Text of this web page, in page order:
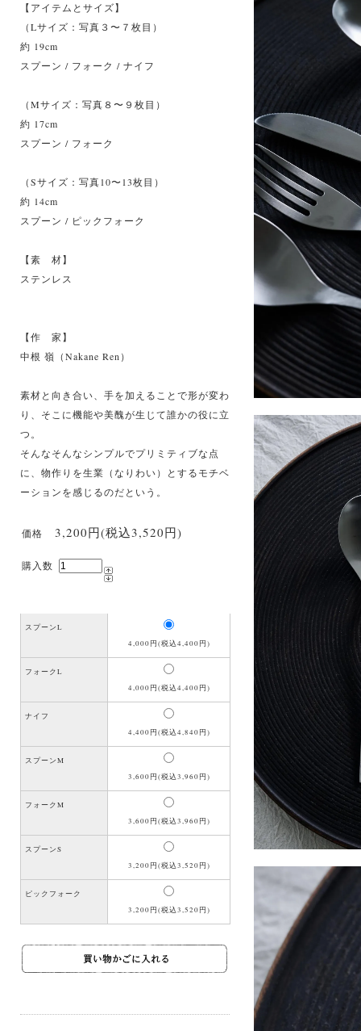
【アイテムとサイズ】
（Lサイズ：写真３〜７枚目）
約 19cm
スプーン / フォーク / ナイフ
（Mサイズ：写真８〜９枚目）
約 17cm
スプーン / フォーク
（Sサイズ：写真10〜13枚目）
約 14cm
スプーン / ピックフォーク
【素 材】
ステンレス
【作 家】
中根 嶺（Nakane Ren）
素材と向き合い、手を加えることで形が変わ
り、そこに機能や美醜が生じて誰かの役に立
つ。
そんなそんなシンプルでプリミティブな点
に、物作りを生業（なりわい）とするモチベ
ーションを感じるのだという。
価格 3,200円(税込3,520円)
購入数
スプーンL
4,000円(税込4,400円)
フォークL
4,000円(税込4,400円)
ナイフ
4,400円(税込4,840円)
スプーンM
3,600円(税込3,960円)
フォークM
3,600円(税込3,960円)
スプーンS
3,200円(税込3,520円)
ピックフォーク
3,200円(税込3,520円)